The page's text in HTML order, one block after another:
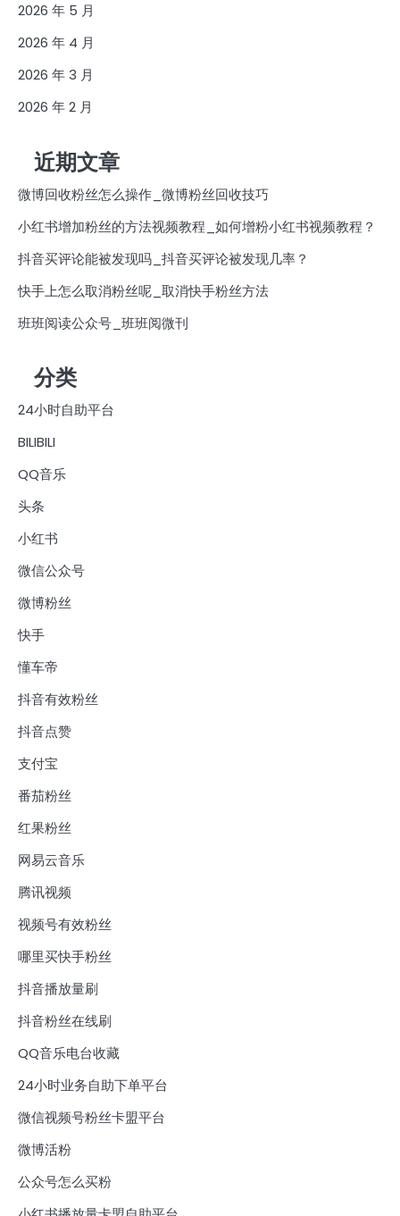
2026 年 5 月
2026 年 4 月
2026 年 3 月
2026 年 2 月
近期文章
微博回收粉丝怎么操作_微博粉丝回收技巧
小红书增加粉丝的方法视频教程_如何增粉小红书视频教程？
抖音买评论能被发现吗_抖音买评论被发现几率？
快手上怎么取消粉丝呢_取消快手粉丝方法
班班阅读公众号_班班阅微刊
分类
24小时自助平台
BILIBILI
QQ音乐
头条
小红书
微信公众号
微博粉丝
快手
懂车帝
抖音有效粉丝
抖音点赞
支付宝
番茄粉丝
红果粉丝
网易云音乐
腾讯视频
视频号有效粉丝
哪里买快手粉丝
抖音播放量刷
抖音粉丝在线刷
QQ音乐电台收藏
24小时业务自助下单平台
微信视频号粉丝卡盟平台
微博活粉
公众号怎么买粉